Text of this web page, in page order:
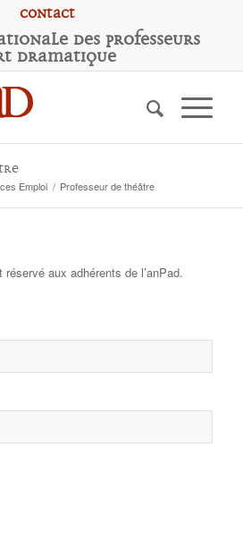
Contact
des Professeurs
Dramatique
Emploi / Professeur de théâtre
aux adhérents de l’anPad.